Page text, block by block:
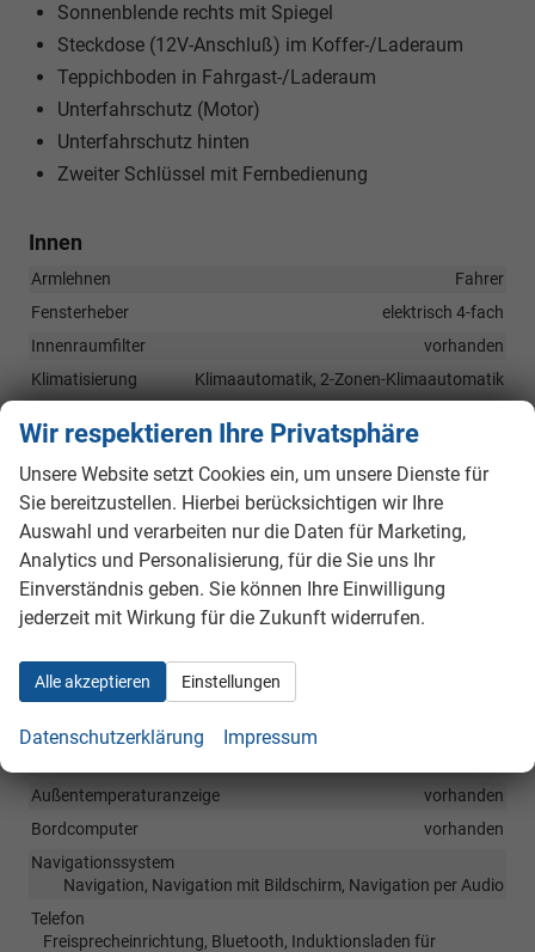
Sonnenblende rechts mit Spiegel
Steckdose (12V-Anschluß) im Koffer-/Laderaum
Teppichboden in Fahrgast-/Laderaum
Unterfahrschutz (Motor)
Unterfahrschutz hinten
Zweiter Schlüssel mit Fernbedienung
Innen
Armlehnen
Fahrer
Fensterheber
elektrisch 4-fach
Innenraumfilter
vorhanden
Klimatisierung
Klimaautomatik, 2-Zonen-Klimaautomatik
Lenkrad
in Leder, höhenverstellbar, mit Lenkradheizung
Sitze
Isofix (Kindersitzbefestigung), Rücksitzbank hinten geteilt,
Sitzheizung
Sitze: Lordosenstütze
Sitze: Verstellbarkeit
Höhenverstellbarer Fahrersitz
Assistenzsysteme
Radio, Schnittstelle USB, Digitalradio DAB, Farbdisplay,
Außentemperaturanzeige
vorhanden
Bordcomputer
vorhanden
Navigationssystem
Navigation, Navigation mit Bildschirm, Navigation per Audio
Telefon
Freisprecheinrichtung, Bluetooth, Induktionsladen für
Wir respektieren Ihre Privatsphäre
Unsere Website setzt Cookies ein, um unsere Dienste für
Sie bereitzustellen. Hierbei berücksichtigen wir Ihre
Auswahl und verarbeiten nur die Daten für Marketing,
Analytics und Personalisierung, für die Sie uns Ihr
Einverständnis geben. Sie können Ihre Einwilligung
jederzeit mit Wirkung für die Zukunft widerrufen.
Alle akzeptieren Einstellungen
Datenschutzerklärung Impressum